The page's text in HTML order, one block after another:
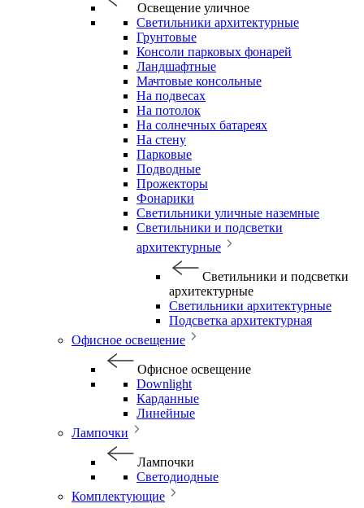
Освещение уличное
Светильники архитектурные
Грунтовые
Консоли парковых фонарей
Ландшафтные
Мачтовые консольные
На подвесах
На потолок
На солнечных батареях
На стену
Парковые
Подводные
Прожекторы
Фонарики
Светильники уличные наземные
Светильники и подсветки
архитектурные
Светильники и подсветки
архитектурные
Светильники архитектурные
Подсветка архитектурная
Офисное освещение
Офисное освещение
Downlight
Карданные
Линейные
Лампочки
Лампочки
Светодиодные
Комплектующие